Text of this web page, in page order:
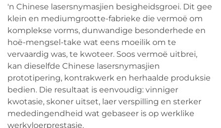
'n Chinese lasersnymasjien besigheidsgroei. Dit gee
klein en mediumgrootte-fabrieke die vermoë om
komplekse vorms, dunwandige besonderhede en
hoë-mengsel-take wat eens moeilik om te
vervaardig was, te kwoteer. Soos vermoë uitbrei,
kan dieselfde Chinese lasersnymasjien
prototipering, kontrakwerk en herhaalde produksie
bedien. Die resultaat is eenvoudig: vinniger
kwotasie, skoner uitset, laer verspilling en sterker
mededingendheid wat gebaseer is op werklike
werkvloerprestasie.